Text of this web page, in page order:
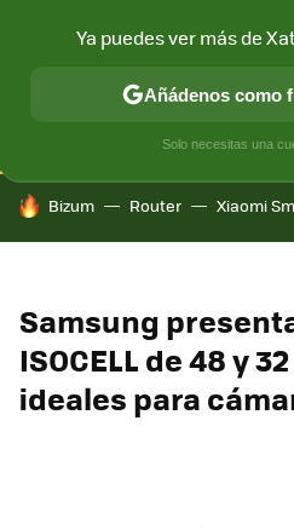
CONECTIVIDAD MÓVIL Y
HOY SE HABLA DE
Bizum Router Xiaomi
Samsung
ISOCELL de 48 y
ideales para
Ya puedes ver más de
Añádenos como
Solo necesitas una